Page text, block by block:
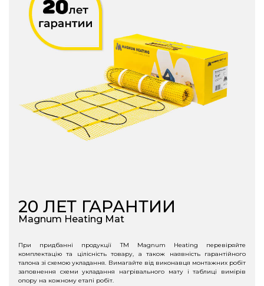
20 ЛЕТ ГАРАНТИИ
Magnum Heating Mat
При придбанні продукції ТМ Magnum Heating перевіряйте
комплектацію та цілісність товару, а також наявність гарантійного
талона зі схемою укладання. Вимагайте від виконавця монтажних робіт
заповнення схеми укладання нагрівального мату і таблиці вимірів
опору на кожному етапі робіт.